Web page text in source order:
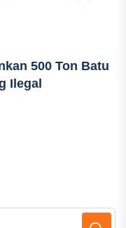
500 Ton Batu
Ilegal